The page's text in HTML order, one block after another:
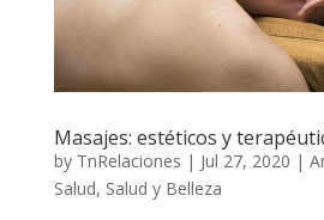
Masajes: estéticos y
by TnRelaciones | Jul 27, 2020 |
Salud, Salud y Belleza